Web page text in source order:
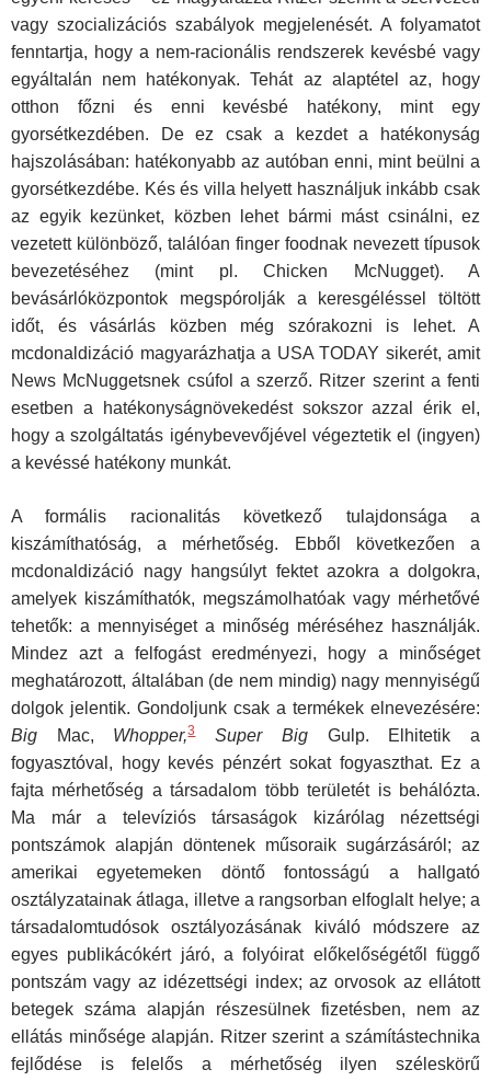
vagy szocializációs szabályok megjelenését. A folyamatot
fenntartja, hogy a nem-racionális rendszerek kevésbé vagy
egyáltalán nem hatékonyak. Tehát az alaptétel az, hogy
otthon főzni és enni kevésbé hatékony, mint egy
gyorsétkezdében. De ez csak a kezdet a hatékonyság
hajszolásában: hatékonyabb az autóban enni, mint beülni a
gyorsétkezdébe. Kés és villa helyett használjuk inkább csak
az egyik kezünket, közben lehet bármi mást csinálni, ez
vezetett különböző, találóan finger foodnak nevezett típusok
bevezetéséhez (mint pl. Chicken McNugget). A
bevásárlóközpontok megspórolják a keresgéléssel töltött
időt, és vásárlás közben még szórakozni is lehet. A
mcdonaldizáció magyarázhatja a USA TODAY sikerét, amit
News McNuggetsnek csúfol a szerző. Ritzer szerint a fenti
esetben a hatékonyságnövekedést sokszor azzal érik el,
hogy a szolgáltatás igénybevevőjével végeztetik el (ingyen)
a kevéssé hatékony munkát.
A formális racionalitás következő tulajdonsága a
kiszámíthatóság, a mérhetőség. Ebből következően a
mcdonaldizáció nagy hangsúlyt fektet azokra a dolgokra,
amelyek kiszámíthatók, megszámolhatóak vagy mérhetővé
tehetők: a mennyiséget a minőség méréséhez használják.
Mindez azt a felfogást eredményezi, hogy a minőséget
meghatározott, általában (de nem mindig) nagy mennyiségű
dolgok jelentik. Gondoljunk csak a termékek elnevezésére:
Big Mac, Whopper,3 Super BigGulp. Elhitetik a
fogyasztóval, hogy kevés pénzért sokat fogyaszthat. Ez a
fajta mérhetőség a társadalom több területét is behálózta.
Ma már a televíziós társaságok kizárólag nézettségi
pontszámok alapján döntenek műsoraik sugárzásáról; az
amerikai egyetemeken döntő fontosságú a hallgató
osztályzatainak átlaga, illetve a rangsorban elfoglalt helye; a
társadalomtudósok osztályozásának kiváló módszere az
egyes publikácókért járó, a folyóirat előkelőségétől függő
pontszám vagy az idézettségi index; az orvosok az ellátott
betegek száma alapján részesülnek fizetésben, nem az
ellátás minősége alapján. Ritzer szerint a számítástechnika
fejlődése is felelős a mérhetőség ilyen széleskörű